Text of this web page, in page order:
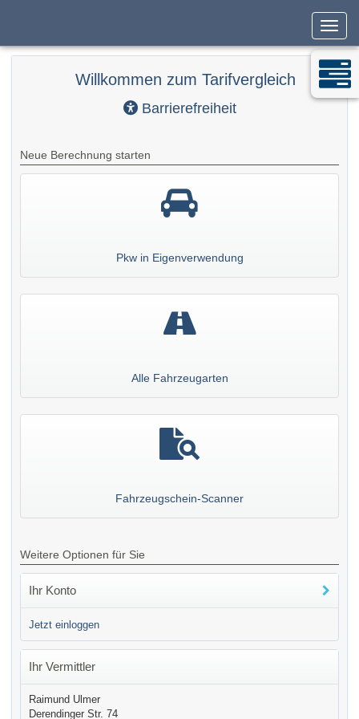
Willkommen zum Tarifvergleich
Barrierefreiheit
Neue Berechnung starten
Pkw in Eigenverwendung
Alle Fahrzeugarten
Fahrzeugschein-Scanner
Weitere Optionen für Sie
Ihr Konto
Jetzt einloggen
Ihr Vermittler
Raimund Ulmer
Derendinger Str. 74